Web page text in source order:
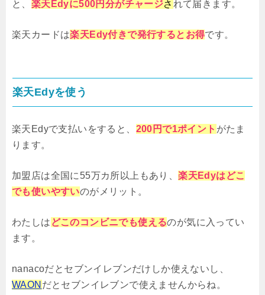
と、 楽天Edyに500円分がチャージさ れて届きます。
楽天カードは楽天Edy付きで発行するとお得です。
楽天Edyを使う
楽天Edyで支払いをすると、 200円で1ポイント がたま
ります。
加盟店は全国に55万カ所以上もあり、楽天Edyはどこ
でも使いやすいのがメリット。
わたしは どこのコンビニでも使えるのが気に入ってい
ます。
nanacoだとセブンイレブンだけしか使えないし、
WAON だとセブンイレブンで使えませんからね。